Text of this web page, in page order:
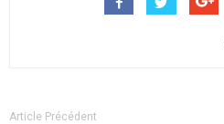
Article Précédent